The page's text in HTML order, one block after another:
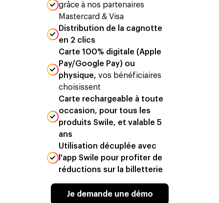
grâce à nos partenaires
Mastercard & Visa
Distribution de la cagnotte
en 2 clics
Carte 100% digitale (Apple
Pay/Google Pay) ou
physique, vos bénéficiaires
choisissent
Carte rechargeable à toute
occasion, pour tous les
produits Swile, et valable 5
ans
Utilisation décuplée avec
l'app Swile pour profiter de
réductions sur la billetterie
Je demande une démo